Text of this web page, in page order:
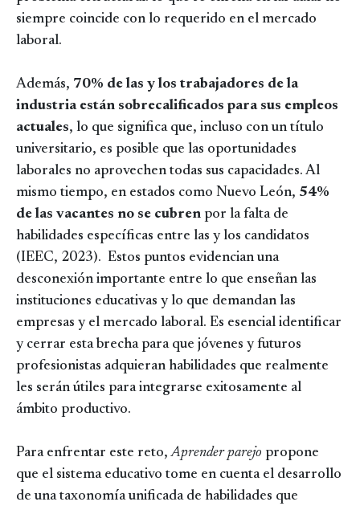
siempre coincide con lo requerido en el mercado
laboral.
Además, 70% de las y los trabajadores de la
industria están sobrecalificados para sus empleos
actuales, lo que significa que, incluso con un título
universitario, es posible que las oportunidades
laborales no aprovechen todas sus capacidades. Al
mismo tiempo, en estados como Nuevo León, 54%
de las vacantes no se cubren por la falta de
habilidades específicas entre las y los candidatos
(IEEC, 2023). Estos puntos evidencian una
desconexión importante entre lo que enseñan las
instituciones educativas y lo que demandan las
empresas y el mercado laboral. Es esencial identificar
y cerrar esta brecha para que jóvenes y futuros
profesionistas adquieran habilidades que realmente
les serán útiles para integrarse exitosamente al
ámbito productivo.
Para enfrentar este reto,Aprender parejo propone
que el sistema educativo tome en cuenta el desarrollo
de una taxonomía unificada de habilidades que